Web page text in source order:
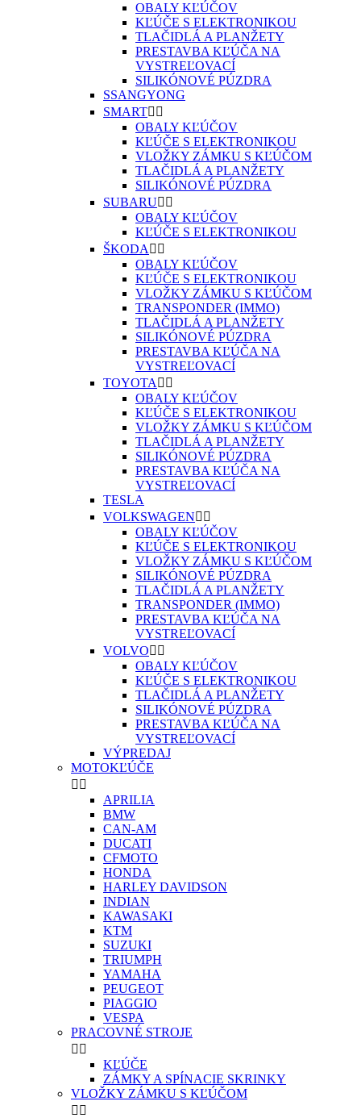
OBALY KĽÚČOV
KĽÚČE S ELEKTRONIKOU
TLAČIDLÁ A PLANŽETY
PRESTAVBA KĽÚČA NA
VYSTREĽOVACÍ
SILIKÓNOVÉ PÚZDRA
SSANGYONG
SMART 
OBALY KĽÚČOV
KĽÚČE S ELEKTRONIKOU
VLOŽKY ZÁMKU S KĽÚČOM
TLAČIDLÁ A PLANŽETY
SILIKÓNOVÉ PÚZDRA
SUBARU 
OBALY KĽÚČOV
KĽÚČE S ELEKTRONIKOU
ŠKODA  
OBALY KĽÚČOV
KĽÚČE S ELEKTRONIKOU
VLOŽKY ZÁMKU S KĽÚČOM
TRANSPONDER (IMMO)
TLAČIDLÁ A PLANŽETY
SILIKÓNOVÉ PÚZDRA
PRESTAVBA KĽÚČA NA
VYSTREĽOVACÍ
TOYOTA  
OBALY KĽÚČOV
KĽÚČE S ELEKTRONIKOU
VLOŽKY ZÁMKU S KĽÚČOM
TLAČIDLÁ A PLANŽETY
SILIKÓNOVÉ PÚZDRA
PRESTAVBA KĽÚČA NA
VYSTREĽOVACÍ
TESLA
VOLKSWAGEN 
OBALY KĽÚČOV
KĽÚČE S ELEKTRONIKOU
VLOŽKY ZÁMKU S KĽÚČOM
SILIKÓNOVÉ PÚZDRA
TLAČIDLÁ A PLANŽETY
TRANSPONDER (IMMO)
PRESTAVBA KĽÚČA NA
VYSTREĽOVACÍ
VOLVO 
OBALY KĽÚČOV
KĽÚČE S ELEKTRONIKOU
TLAČIDLÁ A PLANŽETY
SILIKÓNOVÉ PÚZDRA
PRESTAVBA KĽÚČA NA
VYSTREĽOVACÍ
VÝPREDAJ
MOTOKĽÚČE
 
APRILIA
BMW
CAN-AM
DUCATI
CFMOTO
HONDA
HARLEY DAVIDSON
INDIAN
KAWASAKI
KTM
SUZUKI
TRIUMPH
YAMAHA
PEUGEOT
PIAGGIO
VESPA
PRACOVNÉ STROJE
 
KĽÚČE
ZÁMKY A SPÍNACIE SKRINKY
VLOŽKY ZÁMKU S KĽÚČOM
 